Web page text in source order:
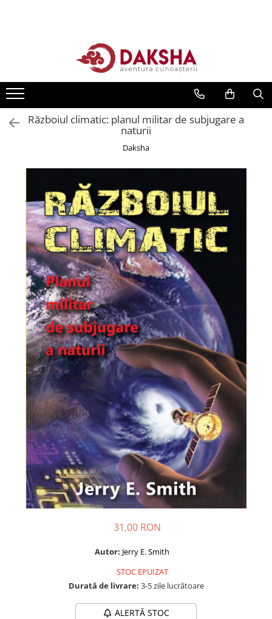
Seria Radu Cinamar
Seria Anton Parks
Seria David Icke
Extratereștrii
OZN
Transformare spirituală
Psihologie
Dezvoltare personală
Astrologie
Știință
Seria Montauk
Mistere
Seria Chico Xavier
Seria Helena Blavatsky
Oracole
Sănătate
Umor
Ficțiune
Viata după moarte
Non-dualitate
Relații de cuplu
Războiul climatic: planul militar de subjugare a
naturii
Daksha
31,00 RON
Autor: Jerry E. Smith
STOC EPUIZAT
Durată de livrare: 3-5 zile lucrătoare
ALERTĂ STOC